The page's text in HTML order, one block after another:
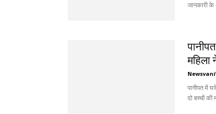
जानकारी
महिला
पानीपत में
दो बच्चों की